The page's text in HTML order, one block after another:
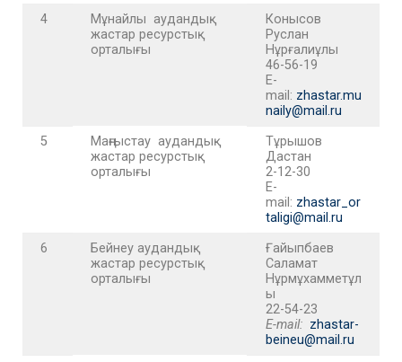
4
Мұнайлы аудандық
жастар ресурстық
орталығы
Конысов
Руслан
Нұрғалиұлы
46-56-19
E-
mail: zhastar.mu
naily@mail.ru
5
Маңғыстау аудандық
жастар ресурстық
орталығы
Тұрышов
Дастан
2-12-30
E-
mail: zhastar_or
taligi@mail.ru
6
Бейнеу аудандық
жастар ресурстық
орталығы
Ғайыпбаев
Саламат
Нұрмұхамметұл
ы
22-54-23
E-mail: zhastar-
beineu@mail.ru